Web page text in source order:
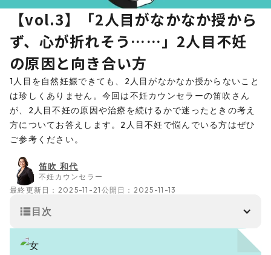
【vol.3】「2人目がなかなか授から
ず、心が折れそう……」2人目不妊
の原因と向き合い方
1人目を自然妊娠できても、2人目がなかなか授からないこと
は珍しくありません。今回は不妊カウンセラーの笛吹さん
が、2人目不妊の原因や治療を続けるかで迷ったときの考え
方についてお答えします。2人目不妊で悩んでいる方はぜひ
ご参考ください。
笛吹 和代
不妊カウンセラー
最終更新日： 2025-11-21 公開日： 2025-11-13
目次